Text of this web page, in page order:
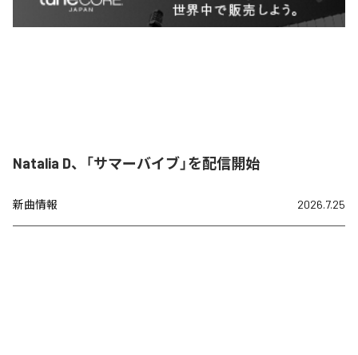
Natalia D、「サマーバイブ」を配信開始
新曲情報 2026.7.25